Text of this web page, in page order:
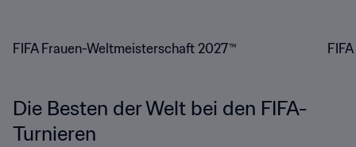
FIFA Frauen-Weltmeisterschaft 2027™
Die Besten der Welt bei den FIFA-
Turnieren